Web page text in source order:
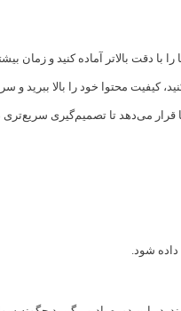
دقت بالاتر آماده کنید و زمان
کیفیت محتوا خود را بالا ببرید
قرار می‌دهد تا تصمیم‌گیری